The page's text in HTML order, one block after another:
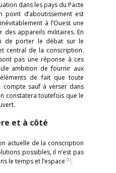
dans les pays du Pacte
point d’aboutissement est
à l’Ouest une
des appareils militaires. En
de porter le débat sur le
central de la conscription.
pas une réponse à ces
ambition de fournir aux
de fait que toute
sauf à verser dans
constatera toutefois que le
et à côté
actuelle de la conscription
possibles, il n’est pas
le temps et l’espace (1).